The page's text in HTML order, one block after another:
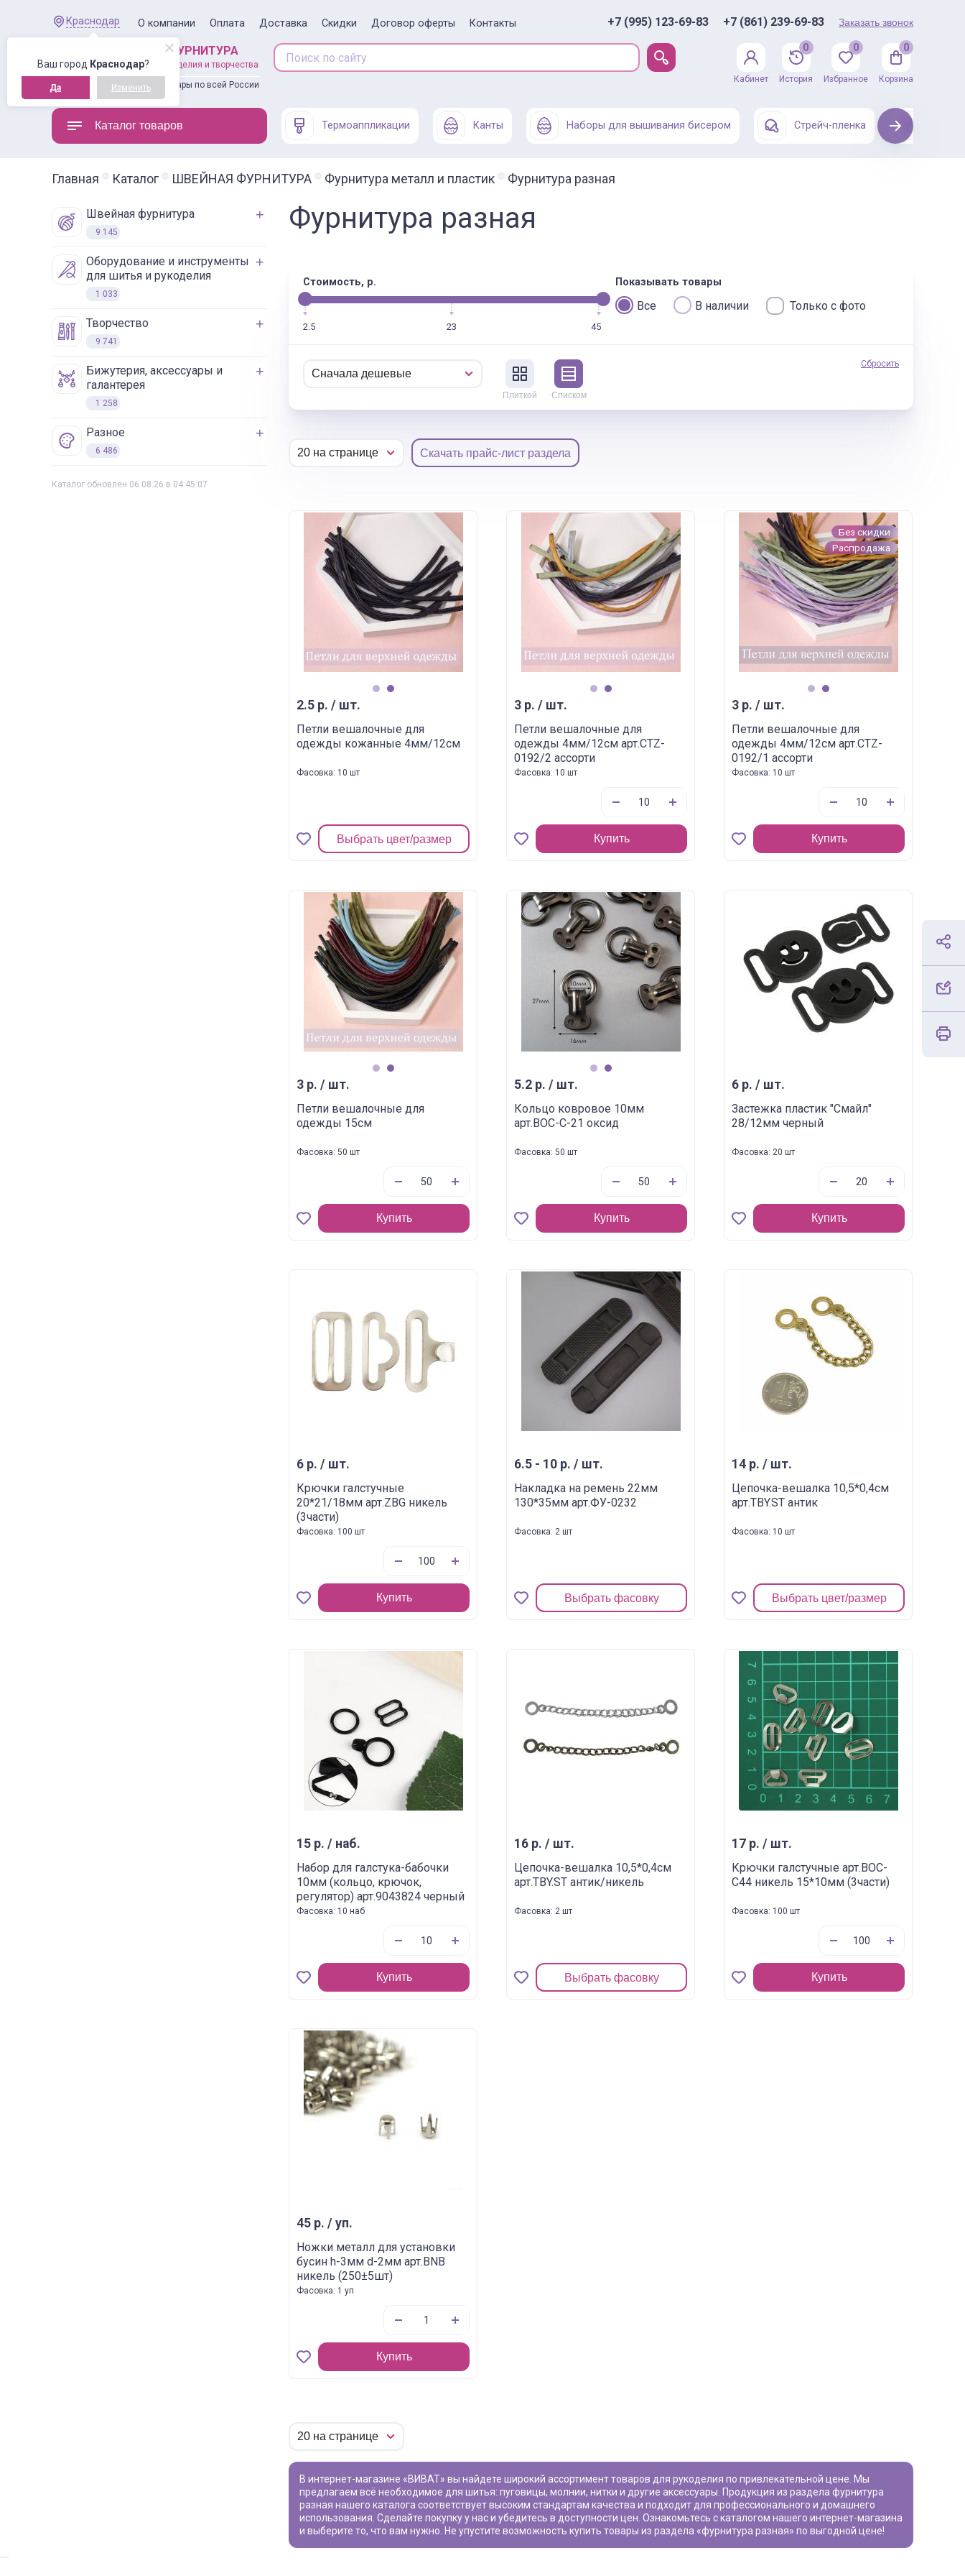
Ваш город Краснодар?
Да Изменить
Краснодар О компании Оплата Доставка Скидки Договор оферты Контакты +7 (995) 123-69-83 +7 (861) 239-69-83 Заказать звонок
ШВЕЙНАЯ ФУРНИТУРА
товары для рукоделия и творчества
Доставляем товары по всей России
Кабинет
0
История
0
Избранное
0
Корзина
Каталог товаров Термоаппликации Канты Наборы для вышивания бисером Стрейч-пленка Next
Главная Каталог ШВЕЙНАЯ ФУРНИТУРА Фурнитура металл и пластик Фурнитура разная
швейная фурнитура
9 145
оборудование и инструменты
для шитья и рукоделия
1 033
творчество
9 741
бижутерия, аксессуары и
галантерея
1 258
разное
6 486
Каталог обновлен 06.08.26 в 04:45:07
Фурнитура разная
Стоимость, р.
2.5 23 45
Показывать товары
Все В наличии Только с фото
Плиткой Списком
Сбросить
Скачать прайс-лист раздела
2.5 р. / шт.
Петли вешалочные для
одежды кожанные 4мм/12см
Фасовка: 10 шт
Выбрать цвет/размер
3 р. / шт.
Петли вешалочные для
одежды 4мм/12см арт.CTZ-
0192/2 ассорти
Фасовка: 10 шт
Купить
Без скидки
Распродажа
3 р. / шт.
Петли вешалочные для
одежды 4мм/12см арт.CTZ-
0192/1 ассорти
Фасовка: 10 шт
Купить
3 р. / шт.
Петли вешалочные для
одежды 15см
Фасовка: 50 шт
Купить
5.2 р. / шт.
Кольцо ковровое 10мм
арт.BOC-C-21 оксид
Фасовка: 50 шт
Купить
6 р. / шт.
Застежка пластик "Смайл"
28/12мм черный
Фасовка: 20 шт
Купить
6 р. / шт.
Крючки галстучные
20*21/18мм арт.ZBG никель
(3части)
Фасовка: 100 шт
Купить
6.5 - 10 р. / шт.
Накладка на ремень 22мм
130*35мм арт.ФУ-0232
Фасовка: 2 шт
Выбрать фасовку
14 р. / шт.
Цепочка-вешалка 10,5*0,4см
арт.TBY.ST антик
Фасовка: 10 шт
Выбрать цвет/размер
15 р. / наб.
Набор для галстука-бабочки
10мм (кольцо, крючок,
регулятор) арт.9043824 черный
Фасовка: 10 наб
Купить
16 р. / шт.
Цепочка-вешалка 10,5*0,4см
арт.TBY.ST антик/никель
Фасовка: 2 шт
Выбрать фасовку
17 р. / шт.
Крючки галстучные арт.ВОС-
С44 никель 15*10мм (3части)
Фасовка: 100 шт
Купить
45 р. / уп.
Ножки металл для установки
бусин h-3мм d-2мм арт.BNB
никель (250±5шт)
Фасовка: 1 уп
Купить
В интернет-магазине «ВИВАТ» вы найдете широкий ассортимент товаров для рукоделия по привлекательной цене. Мы
предлагаем всё необходимое для шитья: пуговицы, молнии, нитки и другие аксессуары. Продукция из раздела фурнитура
разная нашего каталога соответствует высоким стандартам качества и подходит для профессионального и домашнего
использования. Сделайте покупку у нас и убедитесь в доступности цен. Ознакомьтесь с каталогом нашего интернет-магазина
и выберите то, что вам нужно. Не упустите возможность купить товары из раздела «фурнитура разная» по выгодной цене!